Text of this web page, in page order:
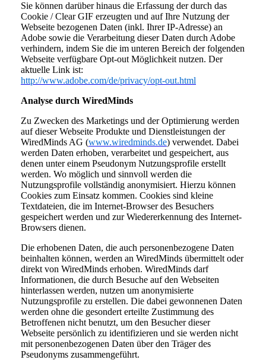
Sie können darüber hinaus die Erfassung der durch das
Cookie / Clear GIF erzeugten und auf Ihre Nutzung der
Webseite bezogenen Daten (inkl. Ihrer IP-Adresse) an
Adobe sowie die Verarbeitung dieser Daten durch Adobe
verhindern, indem Sie die im unteren Bereich der folgenden
Webseite verfügbare Opt-out Möglichkeit nutzen. Der
aktuelle Link ist:
http://www.adobe.com/de/privacy/opt-out.html
Analyse durch WiredMinds
Zu Zwecken des Marketings und der Optimierung werden
auf dieser Webseite Produkte und Dienstleistungen der
WiredMinds AG (www.wiredminds.de) verwendet. Dabei
werden Daten erhoben, verarbeitet und gespeichert, aus
denen unter einem Pseudonym Nutzungsprofile erstellt
werden. Wo möglich und sinnvoll werden die
Nutzungsprofile vollständig anonymisiert. Hierzu können
Cookies zum Einsatz kommen. Cookies sind kleine
Textdateien, die im Internet-Browser des Besuchers
gespeichert werden und zur Wiedererkennung des Internet-
Browsers dienen.
Die erhobenen Daten, die auch personenbezogene Daten
beinhalten können, werden an WiredMinds übermittelt oder
direkt von WiredMinds erhoben. WiredMinds darf
Informationen, die durch Besuche auf den Webseiten
hinterlassen werden, nutzen um anonymisierte
Nutzungsprofile zu erstellen. Die dabei gewonnenen Daten
werden ohne die gesondert erteilte Zustimmung des
Betroffenen nicht benutzt, um den Besucher dieser
Webseite persönlich zu identifizieren und sie werden nicht
mit personenbezogenen Daten über den Träger des
Pseudonyms zusammengeführt.